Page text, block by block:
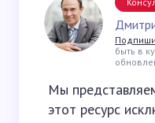
быть в
Мы
этот ресурс